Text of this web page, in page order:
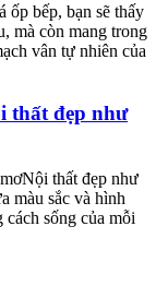
bếp, bạn sẽ thấy
mà còn mang trong
vân tự nhiên của
thất đẹp như
thất đẹp như
màu sắc và hình
sống của mỗi